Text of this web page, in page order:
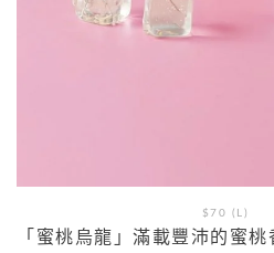
$70 (L)
「蜜桃烏龍」滿載豐沛的蜜